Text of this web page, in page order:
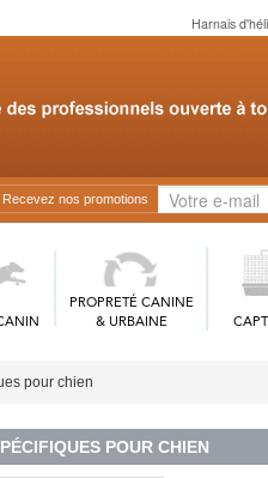
Harnais
Recevez nos promotions
PROPRETÉ CANINE
& URBAINE
pour chien
POUR CHIEN